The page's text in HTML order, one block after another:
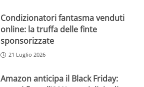
Condizionatori fantasma venduti
online: la truffa delle finte
sponsorizzate
21 Luglio 2026
Amazon anticipa il Black Friday: